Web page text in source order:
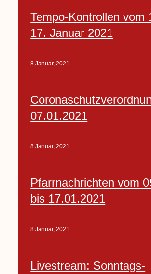
Tempo-Kontrollen vom
17. Januar 2021
8 Januar, 2021
07.01.2021
8 Januar, 2021
Pfarrnachrichten vom
bis 17.01.2021
8 Januar, 2021
Livestream: Sonntags-